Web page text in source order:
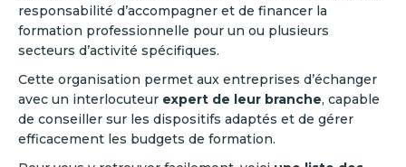
responsabilité d’accompagner et de financer la
formation professionnelle pour un ou plusieurs
secteurs d’activité spécifiques.
Cette organisation permet aux entreprises d’échanger
avec un interlocuteur expert de leur branche, capable
de conseiller sur les dispositifs adaptés et de gérer
efficacement les budgets de formation.